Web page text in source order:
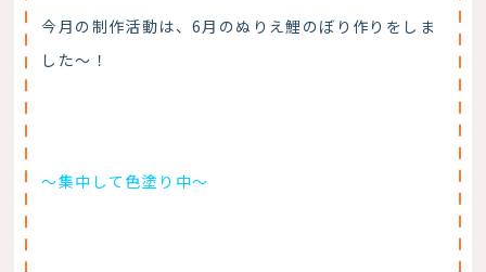
今月の制作活動は、6月のぬりえ鯉のぼり作りをしま
した～！
～集中して色塗り中～